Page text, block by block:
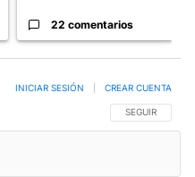
22 comentarios
SIGA ESTA
SEGUIR
INICIAR SESIÓN CREAR CUENTA